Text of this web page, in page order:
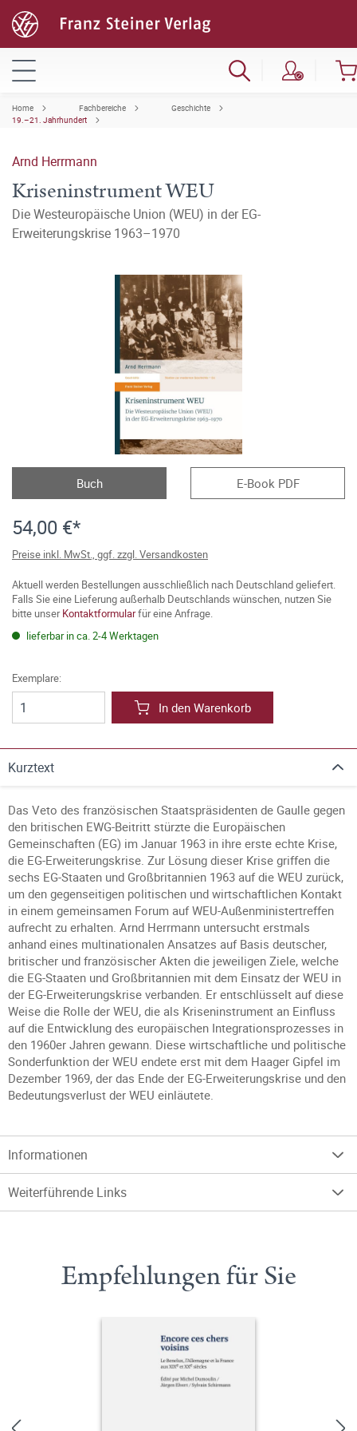
Home Fachbereiche
Geschichte
19.–21. Jahrhundert
Arnd Herrmann
Kriseninstrument WEU
Die Westeuropäische Union (WEU) in der EG-
Erweiterungskrise 1963–1970
Buch E-Book PDF
54,00 €*
Preise inkl. MwSt., ggf. zzgl. Versandkosten
Aktuell werden Bestellungen ausschließlich nach Deutschland geliefert.
Falls Sie eine Lieferung außerhalb Deutschlands wünschen, nutzen Sie
bitte unserKontaktformularfür eine Anfrage.
lieferbar in ca. 2-4 Werktagen
Exemplare:
In den Warenkorb
Kurztext
Das Veto des französischen Staatspräsidenten de Gaulle gegen
den britischen EWG-Beitritt stürzte die Europäischen
Gemeinschaften (EG) im Januar 1963 in ihre erste echte Krise,
die EG-Erweiterungskrise. Zur Lösung dieser Krise griffen die
sechs EG-Staaten und Großbritannien 1963 auf die WEU zurück,
um den gegenseitigen politischen und wirtschaftlichen Kontakt
in einem gemeinsamen Forum auf WEU-Außenministertreffen
aufrecht zu erhalten. Arnd Herrmann untersucht erstmals
anhand eines multinationalen Ansatzes auf Basis deutscher,
britischer und französischer Akten die jeweiligen Ziele, welche
die EG-Staaten und Großbritannien mit dem Einsatz der WEU in
der EG-Erweiterungskrise verbanden. Er entschlüsselt auf diese
Weise die Rolle der WEU, die als Kriseninstrument an Einfluss
auf die Entwicklung des europäischen Integrationsprozesses in
den 1960er Jahren gewann. Diese wirtschaftliche und politische
Sonderfunktion der WEU endete erst mit dem Haager Gipfel im
Dezember 1969, der das Ende der EG-Erweiterungskrise und den
Bedeutungsverlust der WEU einläutete.
Informationen
Weiterführende Links
Empfehlungen für Sie